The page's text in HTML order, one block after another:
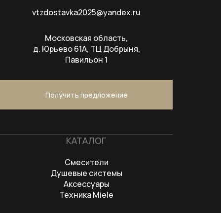
Пылесосы
Вертикальные беспроводные
пылесосы
Соло кофемашины
Стеклокерамические варочные
Стирально-сушильные машины
Стиральные машины
Стиральные машины с фронтальной
КАТАЛОГ
Смесители
Душевые системы
Аксессуары
Техника Miele
vtzdostavka2025@yandex.ru
Московская область,
д. Юрьево 61А, ТЦ Добрыня,
Павильон 1
Получить предложение